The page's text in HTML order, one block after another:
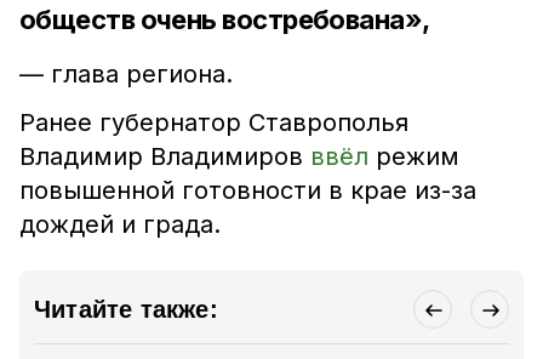
обществ очень востребована»,
— глава региона.
Ранее губернатор Ставрополья
Владимир Владимиров ввёл режим
повышенной готовности в крае из-за
дождей и града.
Читайте также: